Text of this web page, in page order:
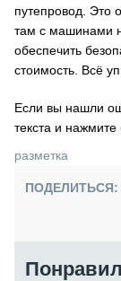
путепровод. Это
там с машинами
обеспечить
стоимость. Всё
Если вы нашли
текста и нажмите
разметка
ПОДЕЛИТЬСЯ: